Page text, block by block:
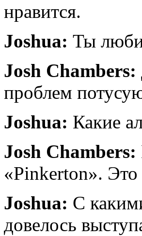
нравится.
Joshua: Ты
Josh Chambers:
проблем
Joshua: Какие
Josh Chambers:
«Pinkerton».
Joshua: С
довелось